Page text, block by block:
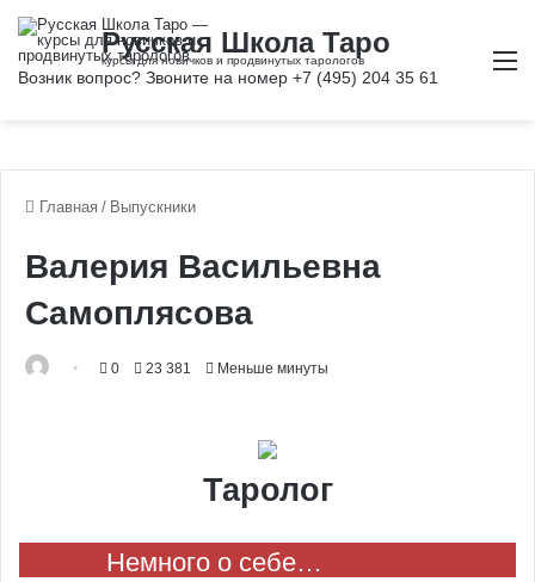
Главная / Выпускники
Валерия Васильевна
Самоплясова
0 23 381 Меньше минуты
Таролог
Немного о себе…